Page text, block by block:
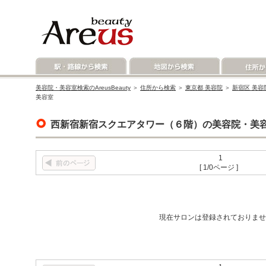
美容院・美容室検索のAreusBeauty ＞ 住所から検索 ＞ 東京都 美容院 ＞ 新宿区 美容
美容室
西新宿新宿スクエアタワー（６階）の美容院・美
1
[ 1/0ページ ]
現在サロンは登録されておりま